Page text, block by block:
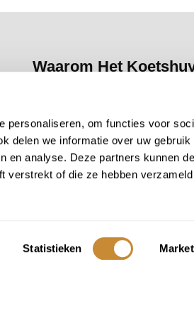
personaliseren, om functies voor
delen we informatie over uw gebruik
en analyse. Deze partners kunnen
verstrekt of die ze hebben
Statistieken
Waarom Het
bloemen
Freek; meer dan 45
ervaring
Bloemen per stuk;
Parkeren
; voor de